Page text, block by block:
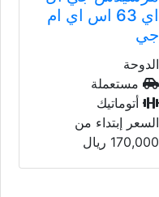
2023
اي
الدوحة
مستعملة